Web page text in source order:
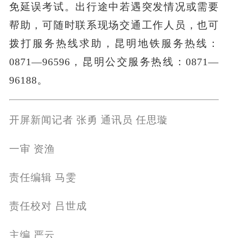
免延误考试。出行途中若遇突发情况或需要
帮助，可随时联系现场交通工作人员，也可
拨打服务热线求助，昆明地铁服务热线：
0871—96596，昆明公交服务热线：0871—
96188。
开屏新闻记者 张勇 通讯员 任思璇
一审 资渔
责任编辑 马雯
责任校对 吕世成
主编 严云